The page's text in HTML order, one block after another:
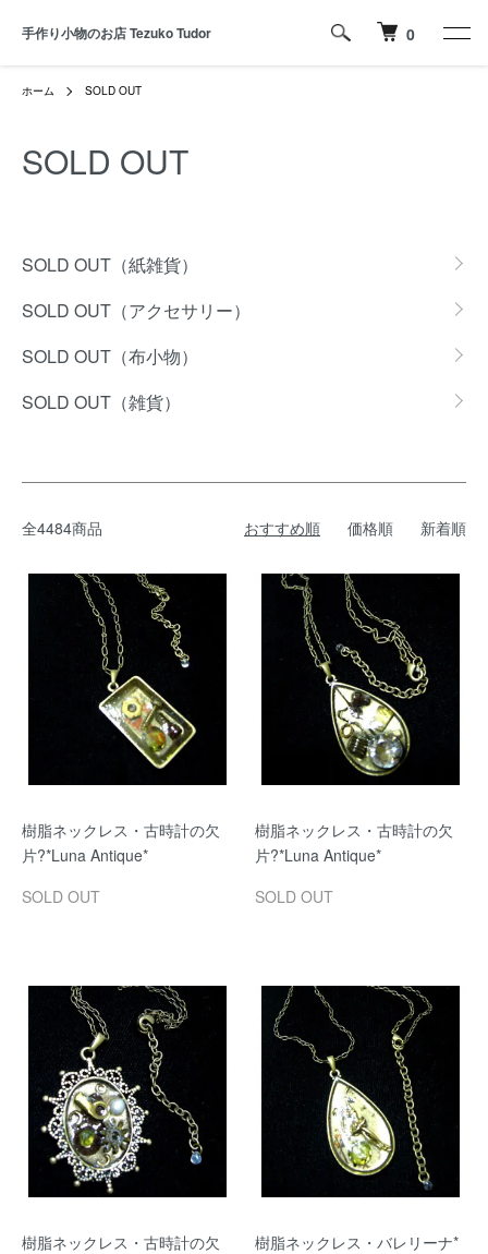
手作り小物のお店 Tezuko Tudor 0
ホーム SOLD OUT
SOLD OUT
SOLD OUT（紙雑貨）
SOLD OUT（アクセサリー）
SOLD OUT（布小物）
SOLD OUT（雑貨）
全4484商品 おすすめ順 価格順 新着順
樹脂ネックレス・古時計の欠
片?*Luna Antique*
SOLD OUT
樹脂ネックレス・古時計の欠
片?*Luna Antique*
SOLD OUT
樹脂ネックレス・古時計の欠
樹脂ネックレス・バレリーナ*